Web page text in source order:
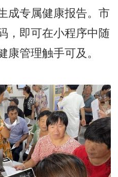
成专属健康报告。市
，即可在小程序中随
康管理触手可及。